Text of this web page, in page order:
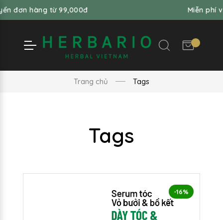
đơn hàng từ 99,000đ Miễn phí
Trang chủ Tags
Tags
-16%